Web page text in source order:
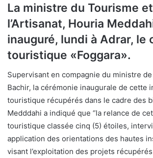
La ministre du Tourisme
l’Artisanat, Houria
inauguré, lundi à Adrar, le
touristique «Foggara».
Supervisant en compagnie du ministre de
Bachir, la cérémonie inaugurale de cette
touristique récupérés dans le cadre des
Medddahi a indiqué que ‘’la relance de
touristique classée cinq (5) étoiles,
application des orientations des hautes
visant l’exploitation des projets